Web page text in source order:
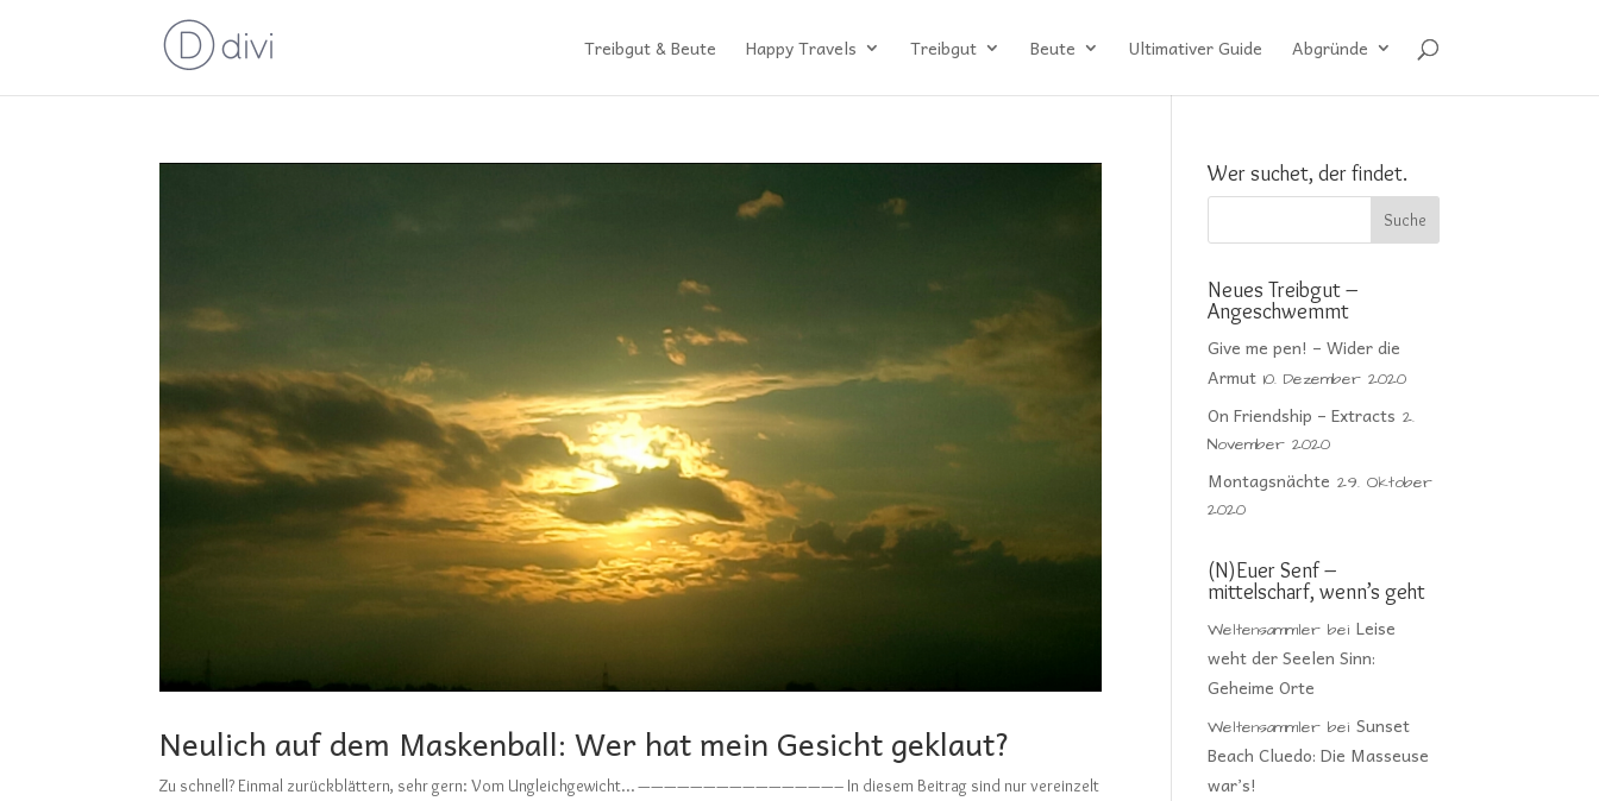
Treibgut & Beute Happy Travels Treibgut Beute Ultimativer Guide Abgründe
Neulich auf dem Maskenball: Wer hat mein Gesicht geklaut?
Zu schnell? Einmal zurückblättern, sehr gern: Vom Ungleichgewicht… ———————————————– In diesem Beitrag sind nur vereinzelt
Wer suchet, der findet.
Neues Treibgut –
Angeschwemmt
Give me pen! – Wider die
Armut 10. Dezember 2020
On Friendship – Extracts 2.
November 2020
Montagsnächte 29. Oktober
2020
(N)Euer Senf –
mittelscharf, wenn’s geht
Weltensammler beiLeise
weht der Seelen Sinn:
Geheime Orte
Weltensammler beiSunset
Beach Cluedo: Die Masseuse
war’s!